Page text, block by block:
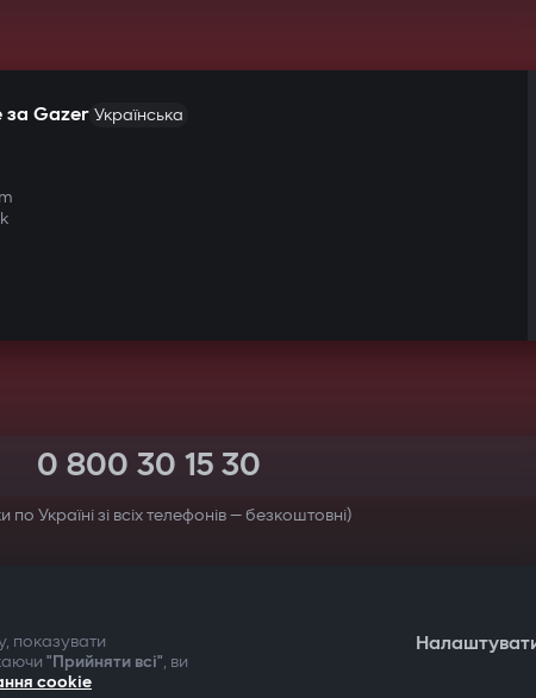
за Gazer Українська
0 800 30 15 30
по Україні зі всіх телефонів — безкоштовні)
показувати
"Прийняти всі", ви
cookie